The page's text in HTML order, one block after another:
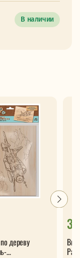
В наличии
дереву